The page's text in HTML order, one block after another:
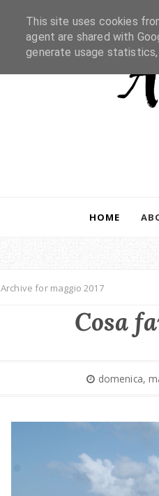
HOME
Archive for maggio 2017
Cosa
domenica,
This site uses cookies
agent are shared with
generate usage